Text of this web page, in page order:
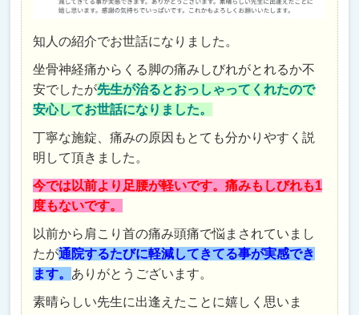
知人の紹介でお世話になりました。
坐骨神経痛からくる脚の痛みしびれがとれるか不
安でしたが先生が治るとおっしゃってくれたので
安心してお世話になりました。
丁寧な施錠、痛みの原因もとても分かりやすく説
明して頂きました。
今では以前より足腰が軽いです。痛みもしびれも1
度もないです。
以前から肩こり首の痛み頭痛で悩まされていまし
たが通院するたびに軽減してきてる事が実感でき
ます。 ありがとうございます。
素晴らしい先生に出逢えたことに嬉しく思いま